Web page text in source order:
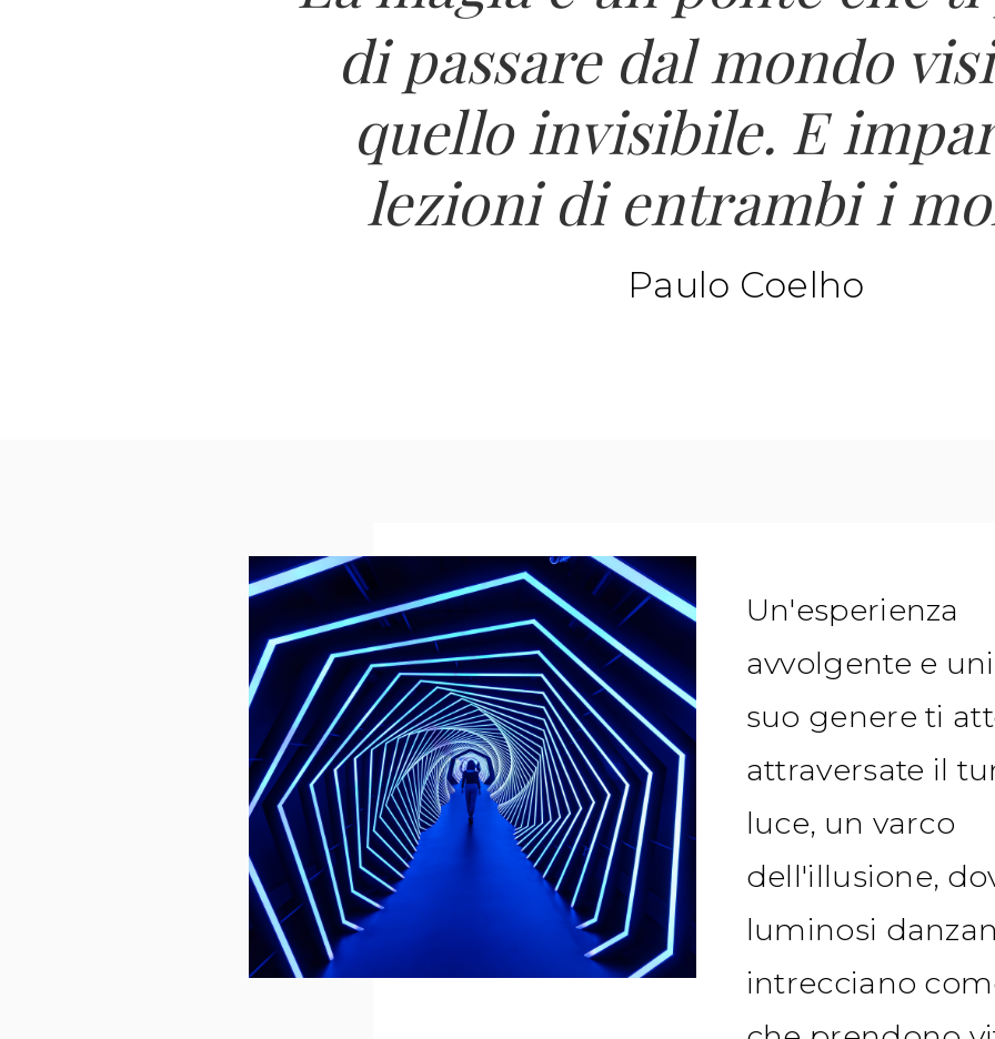
di passare dal mondo
quello invisibile. E
lezioni di entrambi i
Paulo Coelho
Un'esperienza
avvolgente e
suo genere ti
attraversate il
luce, un varco
dell'illusione,
luminosi
intrecciano